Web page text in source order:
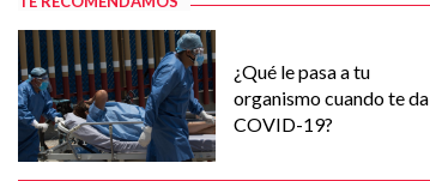
¿Qué le pasa a tu
organismo cuando te da
COVID-19?